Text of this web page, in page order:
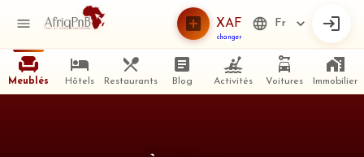
XAF
changer
Fr
Meublés Hôtels Restaurants Blog Activités Voitures Immobilier